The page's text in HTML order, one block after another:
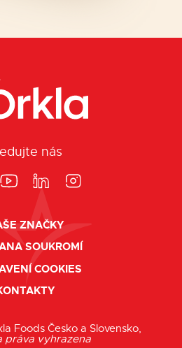
nás
ZNAČKY
SOUKROMÍ
COOKIES
Foods Česko a Slovensko,
práva vyhrazena